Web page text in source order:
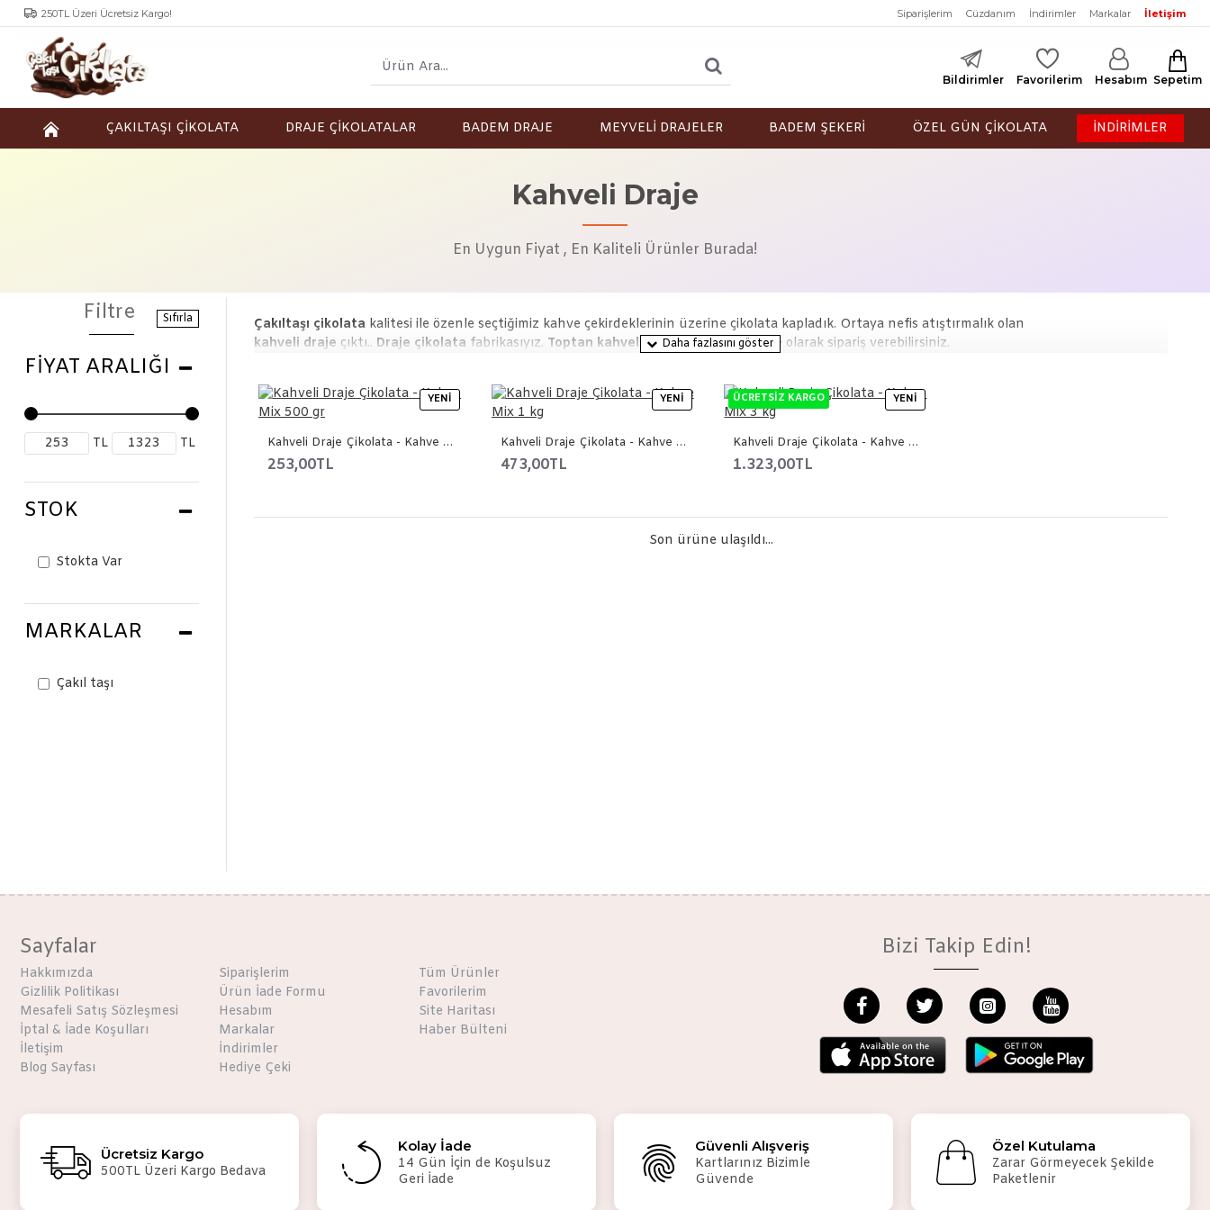
250TL Üzeri Ücretsiz Kargo! Siparişlerim Cüzdanım İndirimler Markalar İletişim
Bildirimler Favorilerim Hesabım Sepetim
ÇAKILTAŞI ÇİKOLATA DRAJE ÇİKOLATALAR BADEM DRAJE MEYVELİ DRAJELER BADEM ŞEKERİ ÖZEL GÜN ÇİKOLATA İNDİRİMLER
Kahveli Draje
En Uygun Fiyat , En Kaliteli Ürünler Burada!
Filtre Sıfırla
FIYAT ARALIĞI
TL TL
MARKALAR
Çakıl taşı
STOK
Stokta Var
Çakıltaşı çikolata kalitesi ile özenle seçtiğimiz kahve çekirdeklerinin üzerine çikolata kapladık. Ortaya nefis atıştırmalık olan
kahveli draje çıktı.. Draje çikolata fabrikasıyız. Toptan kahveli drajeveya parakende olarak sipariş verebilirsiniz.
YENI
Kahveli Draje Çikolata - Kahve Mix 500 gr
253,00TL
YENI
Kahveli Draje Çikolata - Kahve Mix 1 kg
473,00TL
YENI
ÜCRETSIZ KARGO
Kahveli Draje Çikolata - Kahve Mix 3 kg
1.323,00TL
Son ürüne ulaşıldı...
Sayfalar
Hakkımızda
Gizlilik Politikası
Mesafeli Satış Sözleşmesi
İptal & İade Koşulları
İletişim
Blog Sayfası
Siparişlerim
Ürün İade Formu
Hesabım
Markalar
İndirimler
Hediye Çeki
Tüm Ürünler
Favorilerim
Site Haritası
Haber Bülteni
Bizi Takip Edin!
Ücretsiz Kargo
500TL Üzeri Kargo Bedava
Kolay İade
14 Gün İçin de Koşulsuz
Geri İade
Güvenli Alışveriş
Kartlarınız Bizimle
Güvende
Özel Kutulama
Zarar Görmeyecek Şekilde
Paketlenir